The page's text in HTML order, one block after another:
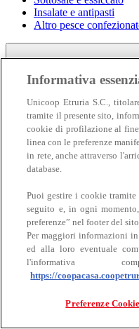
Insalate e antipasti
Altro pesce
Carne
Bovino
Informativa
Unicoop Etruria S.C.,
tramite il presente sito,
cookie di profilazione al
linea con le preferenze
in rete, anche attraverso
database.
Puoi gestire i cookie
seguito e, in ogni
preferenze” nel footer del
Per maggiori informazioni
ed alla loro eventuale
l'informativa
https://
Preferenze Cookie